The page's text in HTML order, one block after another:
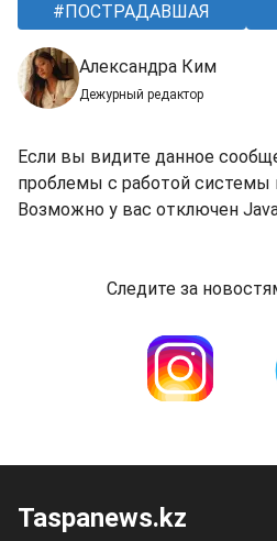
ПОСТРАДАВШАЯ
Александра Ким
Дежурный редактор
Если вы видите данное
проблемы с работой системы
Возможно у вас отключен
Следите за
Taspanews.kz